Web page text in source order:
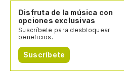
Disfruta de la música con
opciones exclusivas
Suscríbete para desbloquear
beneficios.
Suscríbete